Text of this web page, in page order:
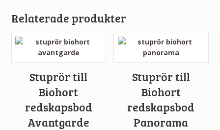
Relaterade produkter
Stuprör till
Biohort
redskapsbod
Avantgarde
Stuprör till
Biohort
redskapsbod
Panorama